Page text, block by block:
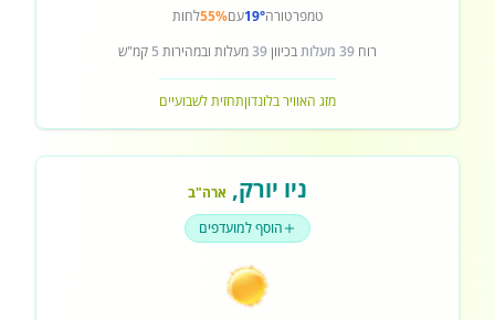
טמפרטורה19°עם55%לחות
רוח 39 מעלות בכיוון39מעלות ובמהירות 5 קמ"ש
מזג האוויר בלונדוןתחזית לשבועיים
ניו יורק, ארה"ב
הוסף למועדפים